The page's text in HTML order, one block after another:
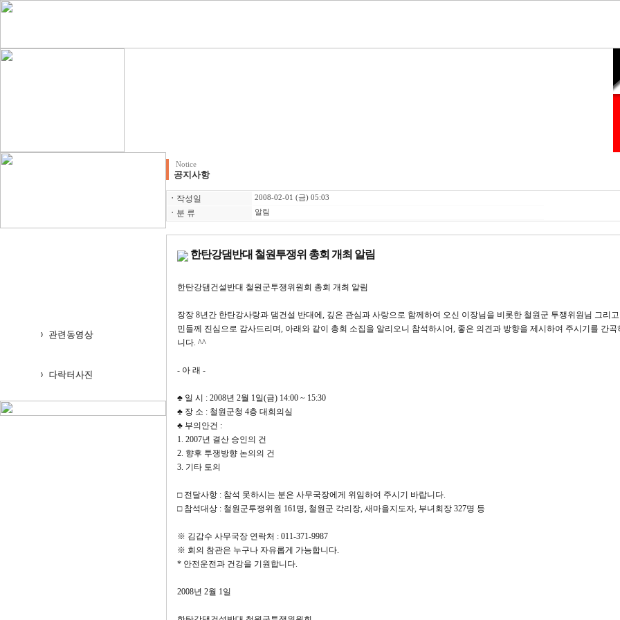
Notice
공지사항
ㆍ 작성일 2008-02-01 (금) 05:03
ㆍ 분 류 알림
한탄강댐반대 철원투쟁위 총회 개최 알림
한탄강댐건설반대 철원군투쟁위원회 총회 개최 알림
장장 8년간 한탄강사랑과 댐건설 반대에, 깊은 관심과 사랑으로 함께하여 오신 이장님을 비롯한 철원군 투쟁위원님 그리
민들께 진심으로 감사드리며, 아래와 같이 총회 소집을 알리오니 참석하시어, 좋은 의견과 방향을 제시하여 주시기를 간곡
니다. ^^
- 아 래 -
♣ 일 시 : 2008년 2월 1일(금) 14:00 ~ 15:30
♣ 장 소 : 철원군청 4층 대회의실
♣ 부의안건 :
1. 2007년 결산 승인의 건
2. 향후 투쟁방향 논의의 건
3. 기타 토의
□ 전달사항 : 참석 못하시는 분은 사무국장에게 위임하여 주시기 바랍니다.
□ 참석대상 : 철원군투쟁위원 161명, 철원군 각리장, 새마을지도자, 부녀회장 327명 등
※ 김갑수 사무국장 연락처 : 011-371-9987
※ 회의 참관은 누구나 자유롭게 가능합니다.
* 안전운전과 건강을 기원합니다.
2008년 2월 1일